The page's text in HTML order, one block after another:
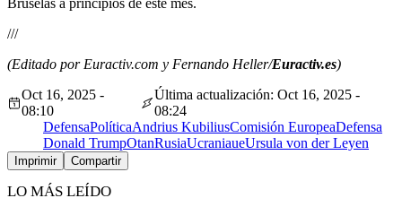
///
(Editado por Euractiv.com y Fernando Heller/Euractiv.es)
Oct 16, 2025 -
08:10
Última actualización: Oct 16, 2025 -
08:24
DefensaPolíticaAndrius KubiliusComisión EuropeaDefensa
Donald TrumpOtanRusiaUcraniaueUrsula von der Leyen
Imprimir Compartir
LO MÁS LEÍDO